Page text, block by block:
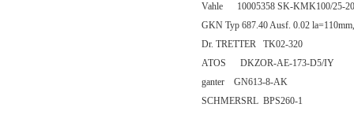
Vahle 10005358 SK-KMK100/25-
GKN Typ 687.40 Ausf. 0.02
Dr. TRETTER TK02-320
ATOS DKZOR-AE-173-D5/IY
ganter GN613-8-AK
SCHMERSRL BPS260-1